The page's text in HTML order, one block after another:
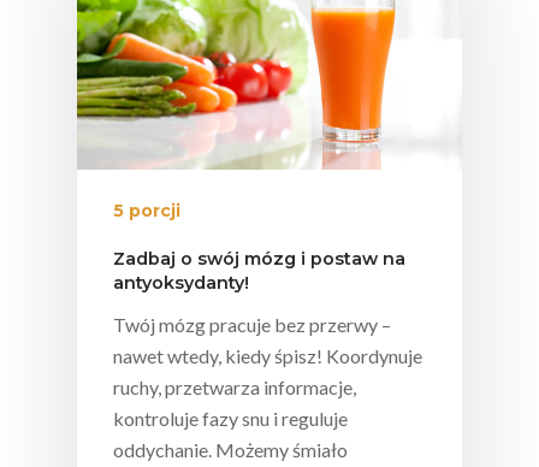
5 porcji
Zadbaj o swój mózg i postaw na
antyoksydanty!
Twój mózg pracuje bez przerwy –
nawet wtedy, kiedy śpisz! Koordynuje
ruchy, przetwarza informacje,
kontroluje fazy snu i reguluje
oddychanie. Możemy śmiało